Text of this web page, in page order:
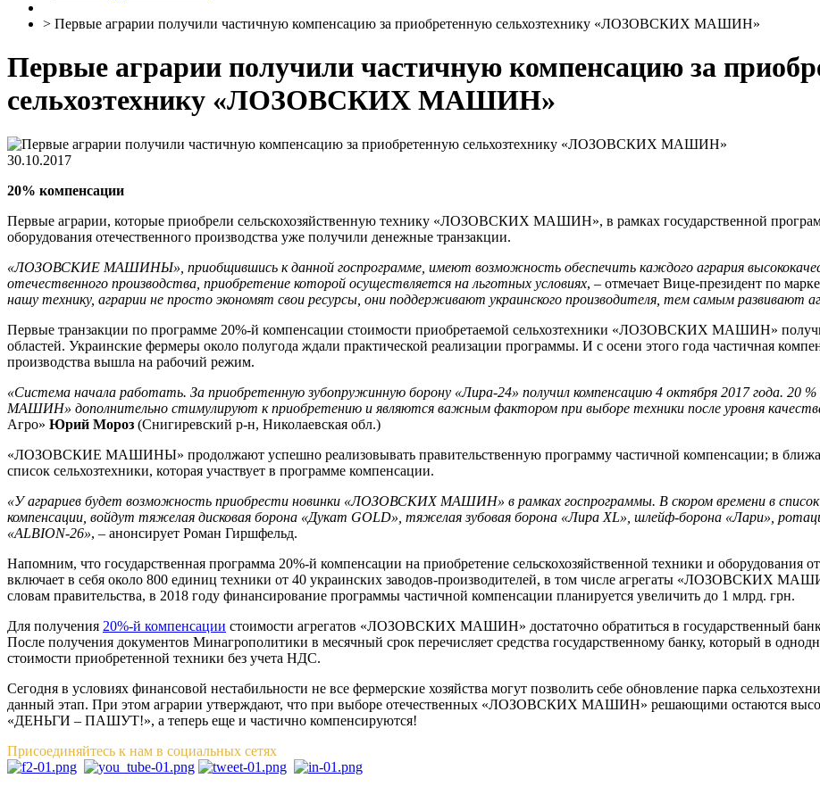
> Первые аграрии получили частичную компенсацию за приобретенную сельхозтехнику «ЛОЗОВСКИХ МАШИН»
Первые аграрии получили частичную компенсацию за
сельхозтехнику «ЛОЗОВСКИХ МАШИН»
30.10.2017
20% компенсации
Первые аграрии, которые приобрели сельскохозяйственную технику «ЛОЗОВСКИХ МАШИН», в рамках государственной
оборудования отечественного производства уже получили денежные транзакции.
«ЛОЗОВСКИЕ МАШИНЫ», приобщившись к данной госпрограмме, имеют возможность обеспечить каждого агрария
отечественного производства, приобретение которой осуществляется на льготных условиях, – отмечает Вице-президент по
нашу технику, аграрии не просто экономят свои ресурсы, они поддерживают украинского производителя, тем самым развивают
Первые транзакции по программе 20%-й компенсации стоимости приобретаемой сельхозтехники «ЛОЗОВСКИХ МАШИН»
областей. Украинские фермеры около полугода ждали практической реализации программы. И с осени этого года частичная
производства вышла на рабочий режим.
«Система начала работать. За приобретенную зубопружинную борону «Лира-24» получил компенсацию 4 октября 2017 года.
МАШИН» дополнительно стимулируют к приобретению и являются важным фактором при выборе техники после уровня
Агро» Юрий Мороз (Снигиревский р-н, Николаевская обл.)
«ЛОЗОВСКИЕ МАШИНЫ» продолжают успешно реализовывать правительственную программу частичной компенсации; в
список сельхозтехники, которая участвует в программе компенсации.
«У аграриев будет возможность приобрести новинки «ЛОЗОВСКИХ МАШИН» в рамках госпрограммы. В скором времени в список
компенсации, войдут тяжелая дисковая борона «Дукат GOLD», тяжелая зубовая борона «Лира XL», шлейф-борона «Лари»,
«ALBION-26», – анонсирует Роман Гиршфельд.
Напомним, что государственная программа 20%-й компенсации на приобретение сельскохозяйственной техники и оборудования
включает в себя около 800 единиц техники от 40 украинских заводов-производителей, в том числе агрегаты «ЛОЗОВСКИХ
словам правительства, в 2018 году финансирование программы частичной компенсации планируется увеличить до 1 млрд. грн.
Для получения 20%-й компенсации стоимости агрегатов «ЛОЗОВСКИХ МАШИН» достаточно обратиться в государственный
После получения документов Минагрополитики в месячный срок перечисляет средства государственному банку, который в
стоимости приобретенной техники без учета НДС.
Сегодня в условиях финансовой нестабильности не все фермерские хозяйства могут позволить себе обновление парка
данный этап. При этом аграрии утверждают, что при выборе отечественных «ЛОЗОВСКИХ МАШИН» решающими остаются
«ДЕНЬГИ – ПАШУТ!», а теперь еще и частично компенсируются!
Присоединяйтесь к нам в социальных сетях